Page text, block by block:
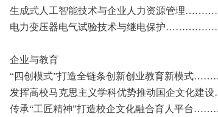
生成式人工智能技术与企业人力资源
电力变压器电气试验技术与继电保
企业与教育
“四创模式”打造全链条创新创业教育
发挥高校马克思主义学科优势推动国企
传承“工匠精神”打造校企文化融合育